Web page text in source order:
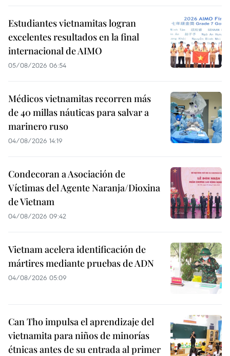
Estudiantes vietnamitas logran
excelentes resultados en la final
internacional de AIMO
05/08/2026 06:54
Médicos vietnamitas recorren más
de 40 millas náuticas para salvar a
marinero ruso
04/08/2026 14:19
Condecoran a Asociación de
Víctimas del Agente Naranja/Dioxina
de Vietnam
04/08/2026 09:42
Vietnam acelera identificación de
mártires mediante pruebas de ADN
04/08/2026 05:09
Can Tho impulsa el aprendizaje del
vietnamita para niños de minorías
étnicas antes de su entrada al primer